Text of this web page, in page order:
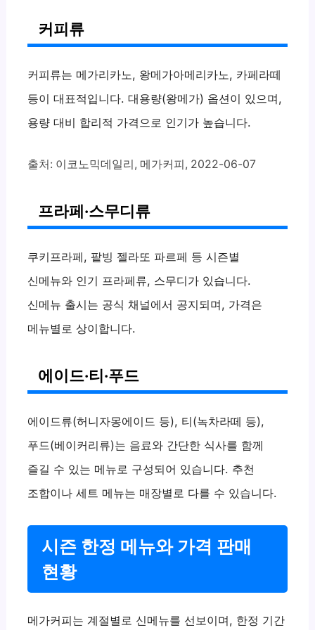
커피류
커피류는 메가리카노, 왕메가아메리카노, 카페라떼
등이 대표적입니다. 대용량(왕메가) 옵션이 있으며,
용량 대비 합리적 가격으로 인기가 높습니다.
출처: 이코노믹데일리, 메가커피, 2022-06-07
프라페·스무디류
쿠키프라페, 팥빙 젤라또 파르페 등 시즌별
신메뉴와 인기 프라페류, 스무디가 있습니다.
신메뉴 출시는 공식 채널에서 공지되며, 가격은
메뉴별로 상이합니다.
에이드·티·푸드
에이드류(허니자몽에이드 등), 티(녹차라떼 등),
푸드(베이커리류)는 음료와 간단한 식사를 함께
즐길 수 있는 메뉴로 구성되어 있습니다. 추천
조합이나 세트 메뉴는 매장별로 다를 수 있습니다.
시즌 한정 메뉴와 가격 판매
현황
메가커피는 계절별로 신메뉴를 선보이며, 한정 기간